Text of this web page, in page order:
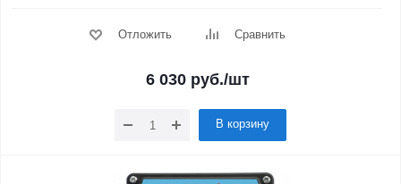
Отложить Сравнить
6 030руб./шт
В корзину